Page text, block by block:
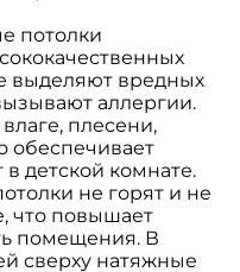
потолки
выделяют вредных
аллергии.
плесени,
обеспечивает
детской комнате.
не горят и не
что повышает
помещения. В
сверху натяжные